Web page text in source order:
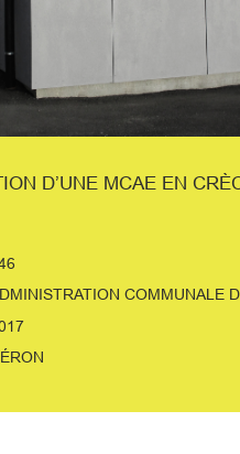
D’UNE MCAE EN
COMMUNALE